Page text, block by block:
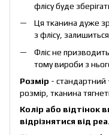
флісу буде
Ця тканина дуже
з флісу,
Фліс не
тому вироби з
Розмір - стандартний
розмір, тканина
Колір або відтінок
відрізнятися від